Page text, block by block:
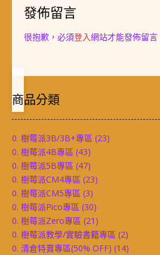
導
覽
發佈留言
很抱歉，必須登入網站才能發佈留言
商品分類
0. 樹莓派3B/3B+專區 (23)
0. 樹莓派4B專區 (43)
0. 樹莓派5B專區 (47)
0. 樹莓派CM4專區 (23)
0. 樹莓派CM5專區 (3)
0. 樹莓派Pico專區 (30)
0. 樹莓派Zero專區 (21)
0. 樹莓派教學/實驗書籍專區 (2)
0. 清倉特賣專區(50% OFF) (14)